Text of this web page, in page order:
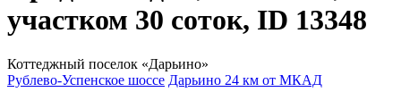
участком 30 соток, ID 13348
Коттеджный поселок «Дарьино»
Рублево-Успенское шоссе Дарьино 24 км от МКАД